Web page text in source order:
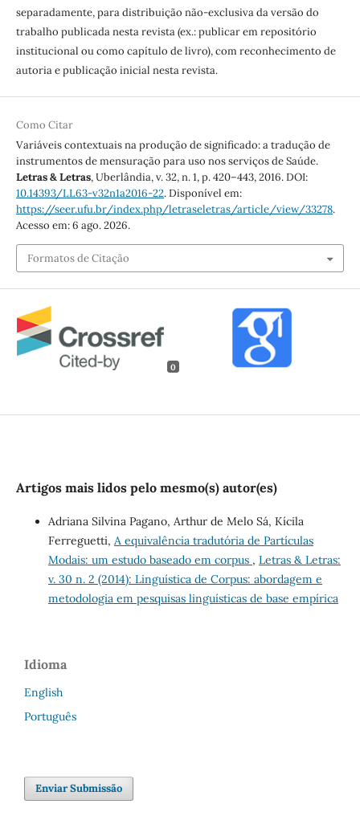
separadamente, para distribuição não-exclusiva da versão do
trabalho publicada nesta revista (ex.: publicar em repositório
institucional ou como capítulo de livro), com reconhecimento de
autoria e publicação inicial nesta revista.
Como Citar
Variáveis contextuais na produção de significado: a tradução de
instrumentos de mensuração para uso nos serviços de Saúde.
Letras & Letras, Uberlândia, v. 32, n. 1, p. 420–443, 2016. DOI:
10.14393/LL63-v32n1a2016-22. Disponível em:
https://seer.ufu.br/index.php/letraseletras/article/view/33278.
Acesso em: 6 ago. 2026.
Formatos de Citação
0
Artigos mais lidos pelo mesmo(s) autor(es)
Adriana Silvina Pagano, Arthur de Melo Sá, Kícila
Ferreguetti, A equivalência tradutória de Partículas
Modais: um estudo baseado em corpus , Letras & Letras:
v. 30 n. 2 (2014): Linguística de Corpus: abordagem e
metodologia em pesquisas linguísticas de base empírica
Idioma
English
Português
Enviar Submissão